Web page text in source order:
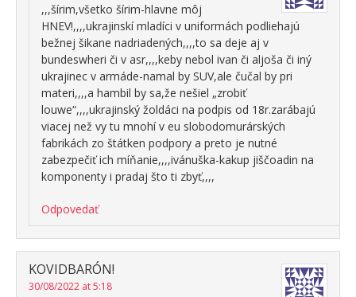
,,,šírim,všetko šírim-hlavne môj
HNEV!,,,,ukrajinskí mladíci v uniformách podliehajú
bežnej šikane nadriadených,,,,to sa deje aj v
bundeswheri či v asr,,,,keby nebol ivan či aljoša či iný
ukrajinec v armáde-namal by SUV,ale čučal by pri
materi,,,,a hambil by sa,že nešiel „zrobiť
louwe“,,,,ukrajinský žoldáci na podpis od 18r.zarábajú
viacej než vy tu mnohí v eu slobodomurárských
fabrikách zo štátken podpory a preto je nutné
zabezpečiť ich míňanie,,,,ivánuška-kakup jiščoadin na
komponenty i pradaj što ti zbyť,,,,
Odpovedať
KOVIDBARÓN!
30/08/2022 at 5:18